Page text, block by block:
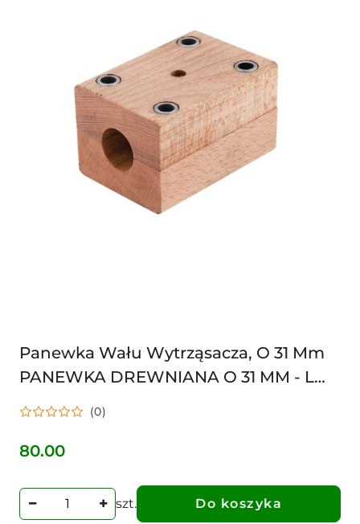
Panewka Wału Wytrząsacza, O 31 Mm
PANEWKA DREWNIANA O 31 MM - L
125 MM CLAAS 000618186 618186
(0)
Cena:
80.00
szt. Do koszyka